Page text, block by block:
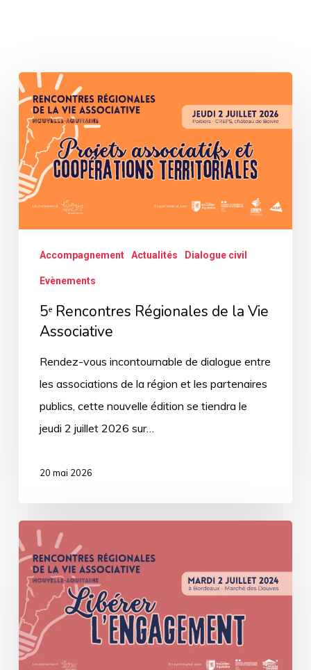
5ᵉ
Rencontres
Régionales
de
la
Vie
Associative
Accompagnement Actualités Dialogue civil
Evènements
5ᵉ Rencontres Régionales de la Vie
Associative
Rendez-vous incontournable de dialogue entre
les associations de la région et les partenaires
publics, cette nouvelle édition se tiendra le
jeudi 2 juillet 2026 sur…
20 mai 2026
Rencontres
Régionales
de
la
Vie
Associative